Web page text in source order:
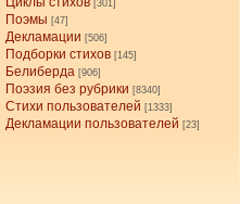
[301]
Поэмы [47]
Декламации [506]
Подборки стихов [145]
Белиберда [906]
Поэзия без рубрики [8340]
Стихи пользователей [1333]
Декламации пользователей [23]